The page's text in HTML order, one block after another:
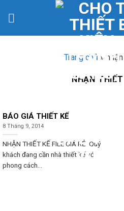
Trang chủ »
NHẬN
BÁO GIÁ THIẾT KẾ
8 Tháng 9, 2014
NHẬN THIẾT KẾ FILE GIÁ RẺ Quý
khách đang cần nhà thiết kế với
phong cách...